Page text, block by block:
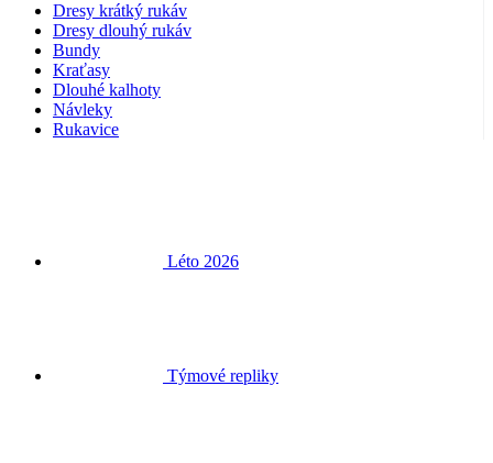
Dresy krátký rukáv
Dresy dlouhý rukáv
Bundy
Kraťasy
Dlouhé kalhoty
Návleky
Rukavice